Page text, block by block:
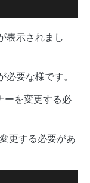
表示されまし
要な様です。
ーを変更する必
更する必要があ